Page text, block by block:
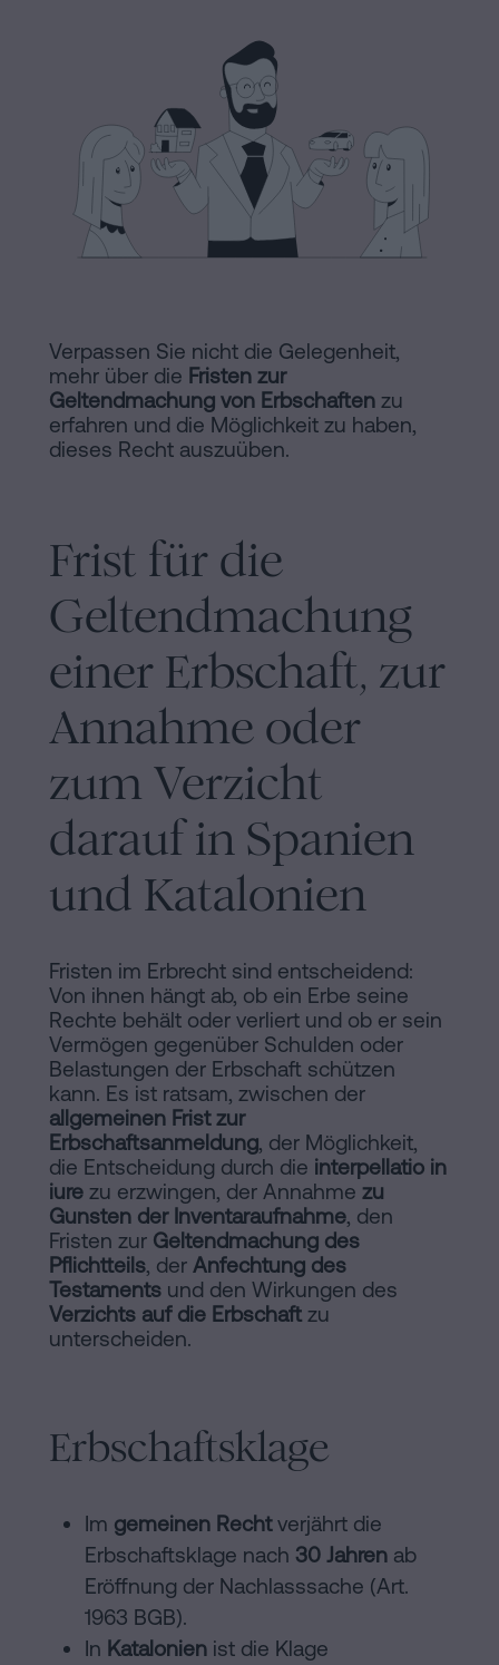
Cookie-
Richtlinie
Manifest
Rechtliche
notarielle
Links
von
Inhaltsprozess
Personalizar
cookies
Folgen
Sie
den
Netzwerken
Kann
eine
Hypothek
Kontaktieren
Verpassen Sie nicht die Gelegenheit,
mehr über die Fristen zur
Geltendmachung von Erbschaften zu
erfahren und die Möglichkeit zu haben,
dieses Recht auszuüben.
Frist für die
Geltendmachung
einer Erbschaft, zur
Annahme oder
zum Verzicht
darauf in Spanien
und Katalonien
Fristen im Erbrecht sind entscheidend:
Von ihnen hängt ab, ob ein Erbe seine
Rechte behält oder verliert und ob er sein
Vermögen gegenüber Schulden oder
Belastungen der Erbschaft schützen
kann. Es ist ratsam, zwischen der
allgemeinen Frist zur
Erbschaftsanmeldung, der Möglichkeit,
die Entscheidung durch die interpellatio in
iure zu erzwingen, der Annahme zu
Gunsten der Inventaraufnahme, den
Fristen zur Geltendmachung des
Pflichtteils, der Anfechtung des
Testaments und den Wirkungen des
Verzichts auf die Erbschaft zu
unterscheiden.
Erbschaftsklage
Im gemeinen Rechtverjährt die
Erbschaftsklage nach 30 Jahren ab
Eröffnung der Nachlasssache (Art.
1963 BGB).
In Katalonien ist die Klage